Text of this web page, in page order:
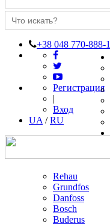
+38 048 770-888-1
Регистрация
|
Вход
UA /RU
Rehau
Grundfos
Danfoss
Bosch
Buderus